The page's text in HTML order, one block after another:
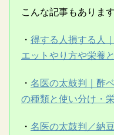
こんな記事もあります
・ 得する人損する人
エットやり方や栄養
・ 名医の太鼓判｜酢
の種類と使い分け・
・ 名医の太鼓判／納